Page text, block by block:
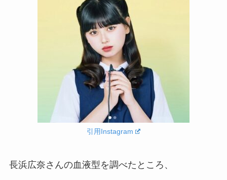
引用Instagram
長浜広奈さんの血液型を調べたところ、